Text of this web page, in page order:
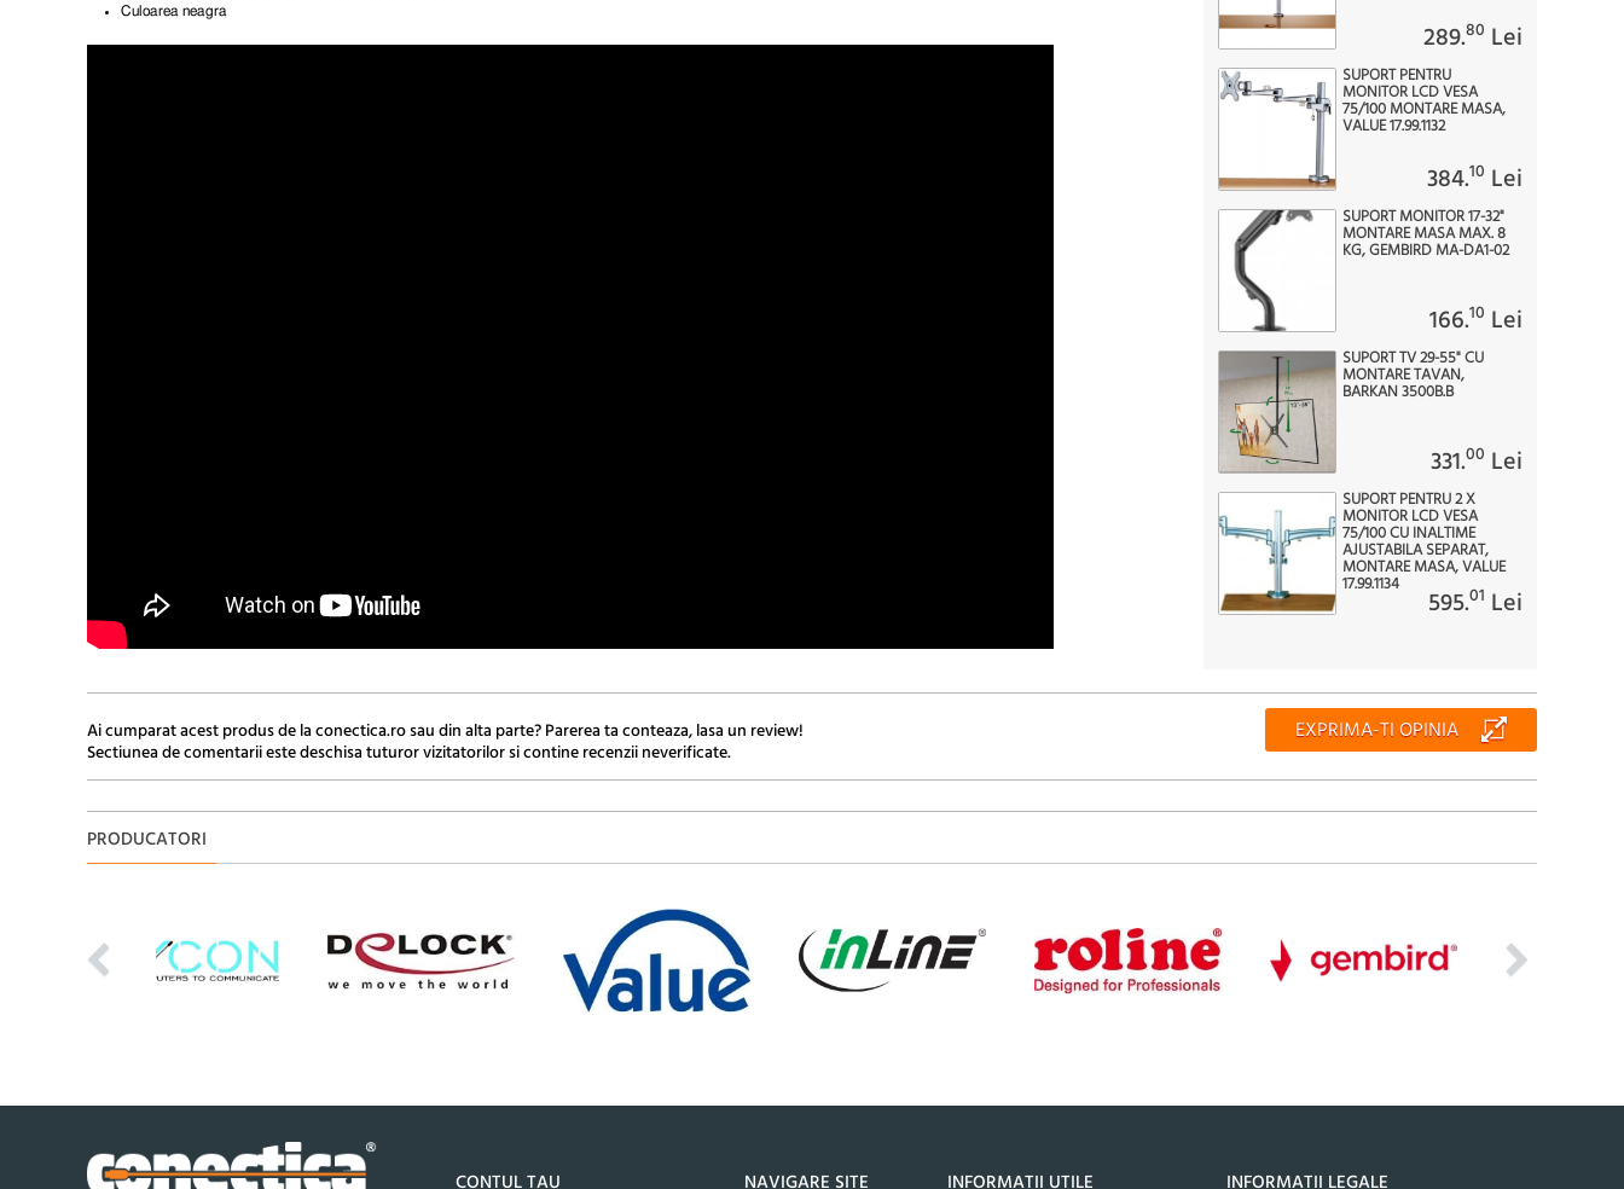
Culoarea neagra
289.80 Lei
SUPORT PENTRU
MONITOR LCD VESA
75/100 MONTARE MASA,
VALUE 17.99.1132
384.10 Lei
SUPORT MONITOR 17-32"
MONTARE MASA MAX. 8
KG, GEMBIRD MA-DA1-02
166.10 Lei
SUPORT TV 29-55" CU
MONTARE TAVAN,
BARKAN 3500B.B
331.00 Lei
SUPORT PENTRU 2 X
MONITOR LCD VESA
75/100 CU INALTIME
AJUSTABILA SEPARAT,
MONTARE MASA, VALUE
17.99.1134
595.01 Lei
Ai cumparat acest produs de la conectica.ro sau din alta parte? Parerea ta conteaza, lasa un review!
Sectiunea de comentarii este deschisa tuturor vizitatorilor si contine recenzii neverificate.
EXPRIMA-TI OPINIA
PRODUCATORI